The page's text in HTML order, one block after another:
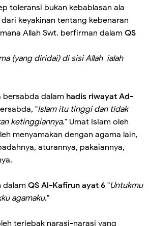
toleransi bukan kebablasan ala
keyakinan tentang kebenaran
Allah Swt. berfirman dalam QS
(yang diridai) di sisi Allah ialah
bersabda dalam hadis riwayat Ad-
"Islam itu tinggi dan tidak
ketinggiannya." Umat IsIam oleh
menyamakan dengan agama lain,
aturannya, pakaiannya,
dalam QS Al-Kafirun ayat 6 "Untukmu
agamaku."
terjebak narasi-narasi yang